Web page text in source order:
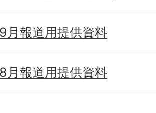
月報道用提供資料
月報道用提供資料